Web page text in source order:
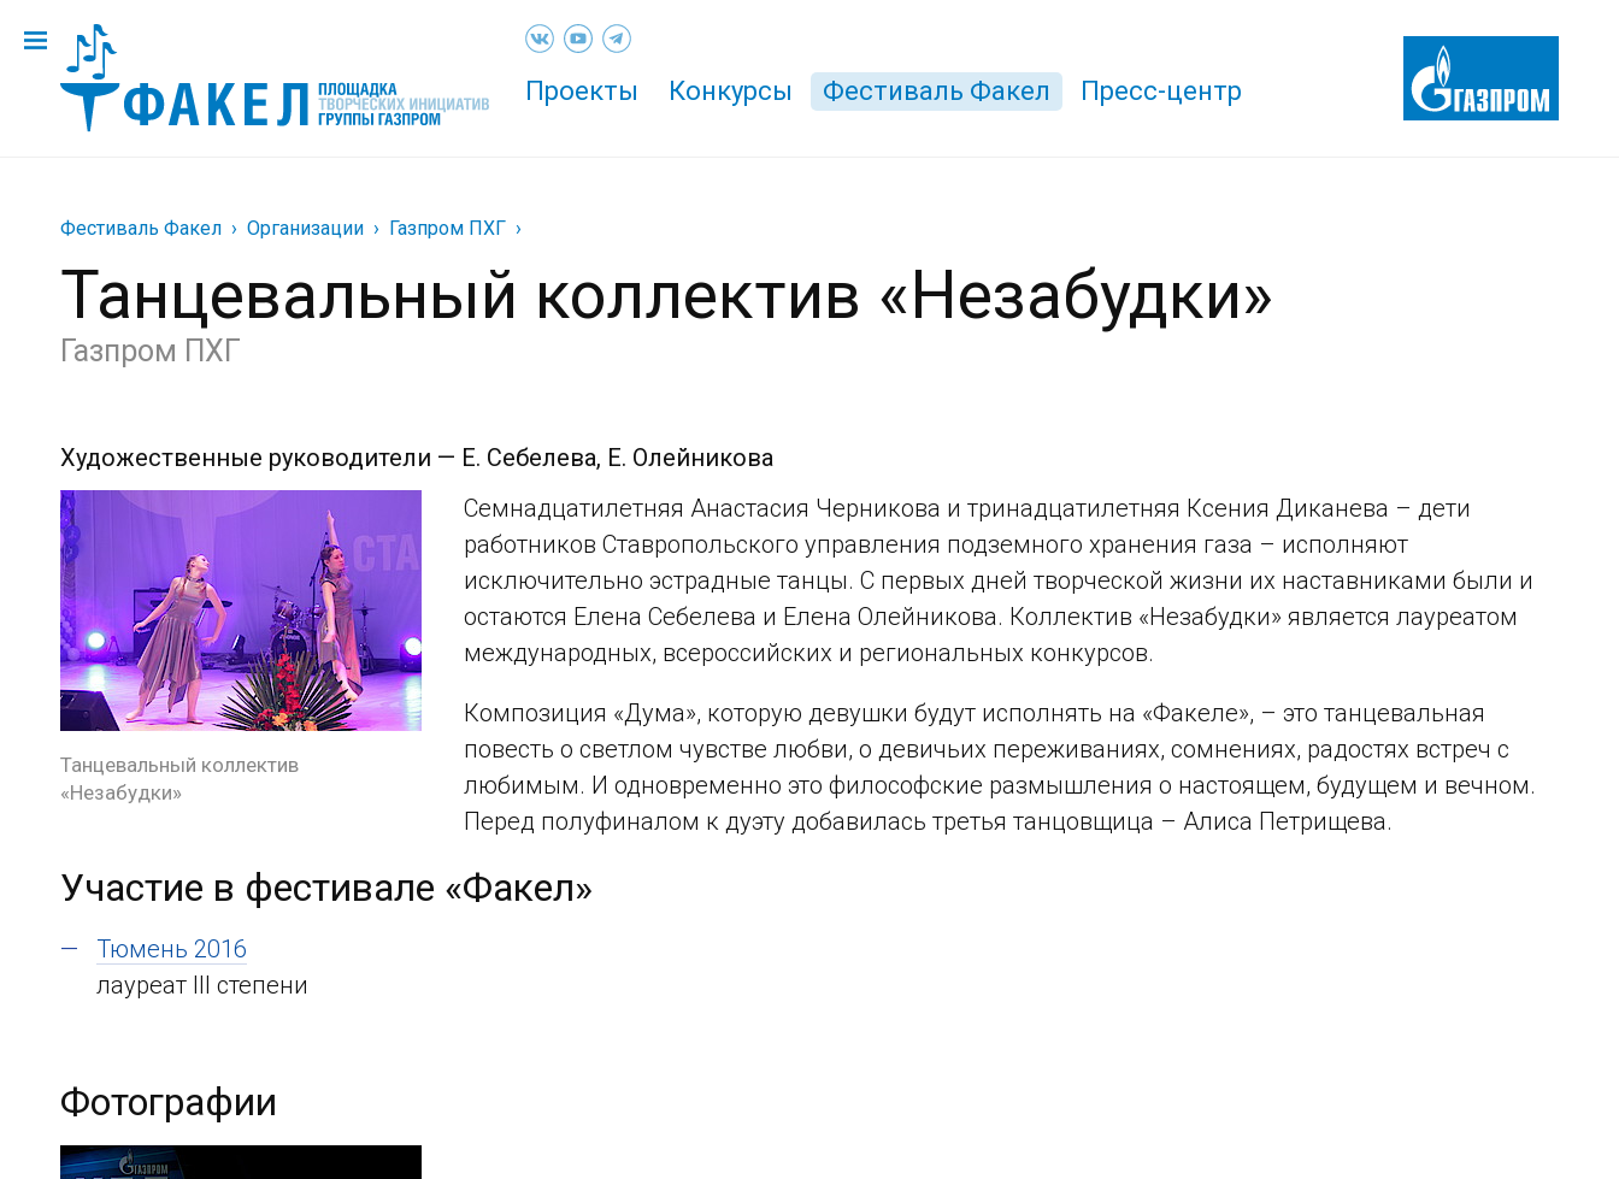
Проекты Конкурсы Фестиваль Факел Пресс-центр
Фестиваль Факел Организации Газпром ПХГ
Танцевальный коллектив «Незабудки»
Газпром ПХГ
Художественные руководители — Е. Себелева, Е. Олейникова
Танцевальный коллектив
«Незабудки»
Семнадцатилетняя Анастасия Черникова и тринадцатилетняя Ксения Диканева – дети
работников Ставропольского управления подземного хранения газа – исполняют
исключительно эстрадные танцы. С первых дней творческой жизни их наставниками были и
остаются Елена Себелева и Елена Олейникова. Коллектив «Незабудки» является лауреатом
международных, всероссийских и региональных конкурсов.
Композиция «Дума», которую девушки будут исполнять на «Факеле», – это танцевальная
повесть о светлом чувстве любви, о девичьих переживаниях, сомнениях, радостях встреч с
любимым. И одновременно это философские размышления о настоящем, будущем и вечном.
Перед полуфиналом к дуэту добавилась третья танцовщица – Алиса Петрищева.
Участие в фестивале «Факел»
Тюмень 2016
лауреат III степени
Фотографии